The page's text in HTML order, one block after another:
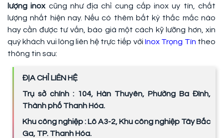
lượng inox cũng như địa chỉ cung cấp inox uy tín, chất
lượng nhất hiện nay. Nếu có thêm bất kỳ thắc mắc nào
hay cần được tư vấn, báo giá một cách kỹ lưỡng hơn, xin
quý khách vui lòng liên hệ trực tiếp với Inox Trọng Tín theo
thông tin sau:
ĐỊA CHỈ LIÊN HỆ
Trụ sở chính : 104, Hàn Thuyên, Phường Ba Đình,
Thành phố Thanh Hóa.
Khu công nghiệp : Lô A3-2, Khu công nghiệp Tây Bắc
Ga, TP. Thanh Hóa.